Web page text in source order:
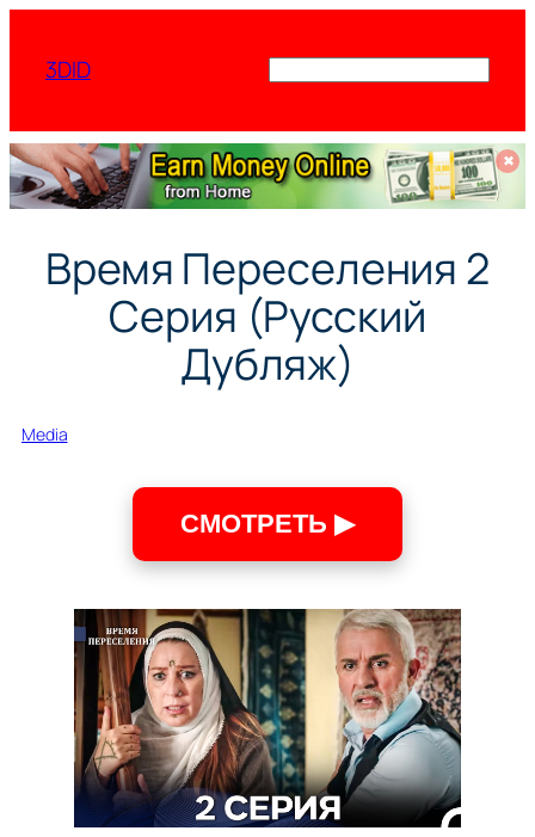
содержимому
3DID
✖
Время Переселения 2
Серия (Русский
Дубляж)
Media
СМОТРЕТЬ ▶